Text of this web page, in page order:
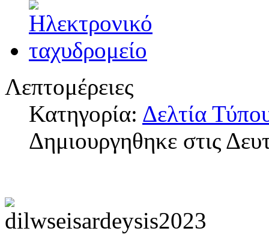
Λεπτομέρειες
Κατηγορία: Δελτία
Δημιουργηθηκε στις